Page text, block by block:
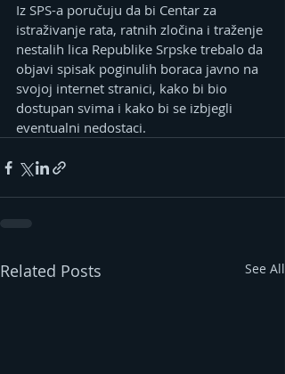
Iz SPS-a poručuju da bi Centar za
istraživanje rata, ratnih zločina i traženje
nestalih lica Republike Srpske trebalo da
objavi spisak poginulih boraca javno na
svojoj internet stranici, kako bi bio
dostupan svima i kako bi se izbjegli
eventualni nedostaci.
Related Posts See All